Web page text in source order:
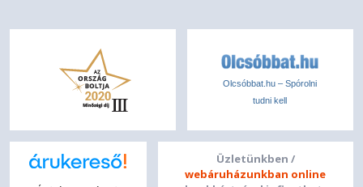
Olcsóbbat.hu – Spórolni
tudni kell
Üzletünkben /
webáruházunkban online